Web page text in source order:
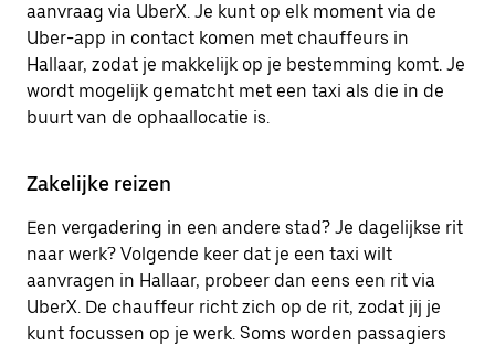
aanvraag via UberX. Je kunt op elk moment via de
Uber-app in contact komen met chauffeurs in
Hallaar, zodat je makkelijk op je bestemming komt. Je
wordt mogelijk gematcht met een taxi als die in de
buurt van de ophaallocatie is.
Zakelijke reizen
Een vergadering in een andere stad? Je dagelijkse rit
naar werk? Volgende keer dat je een taxi wilt
aanvragen in Hallaar, probeer dan eens een rit via
UberX. De chauffeur richt zich op de rit, zodat jij je
kunt focussen op je werk. Soms worden passagiers